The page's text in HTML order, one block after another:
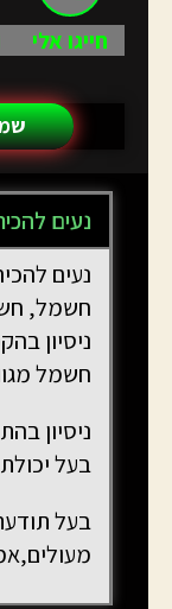
חייגו אלי
נעים
נעים
ניסיון
חשמל
ניסיון
בעל
בעל